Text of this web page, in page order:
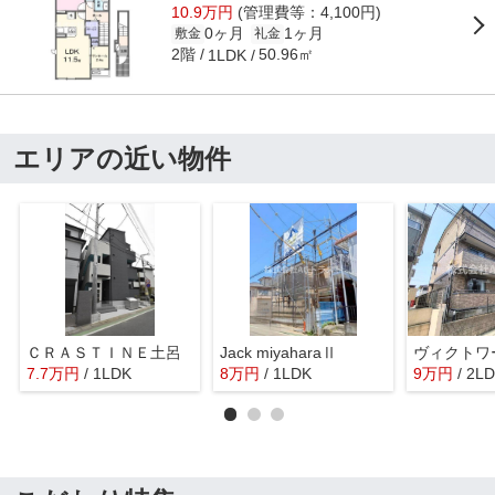
10.9万円 (管理費等：4,100円)
敷金 0ヶ月 礼金 1ヶ月
2階 1LDK 50.96㎡
エリアの近い物件
ＣＲＡＳＴＩＮＥ土呂
7.7万円 / 1LDK
Jack miyaharaⅡ
8万円 / 1LDK
ヴィクト
9万円 /